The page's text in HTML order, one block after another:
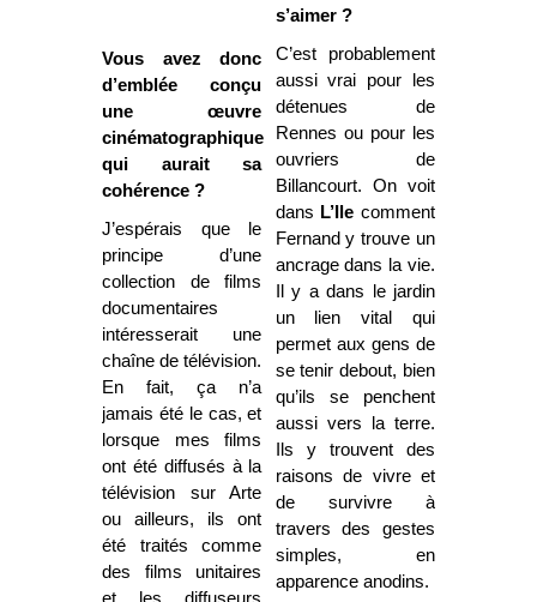
Vous avez donc
d’emblée conçu
une œuvre
cinématographique
qui aurait sa
cohérence ?
J’espérais que le
principe d’une
collection de films
documentaires
intéresserait une
chaîne de télévision.
En fait, ça n’a
jamais été le cas, et
lorsque mes films
ont été diffusés à la
télévision sur Arte
ou ailleurs, ils ont
été traités comme
des films unitaires
s’aimer ?
C’est probablement
aussi vrai pour les
détenues de
Rennes ou pour les
ouvriers de
Billancourt. On voit
dans L’Ile comment
Fernand y trouve un
ancrage dans la vie.
Il y a dans le jardin
un lien vital qui
permet aux gens de
se tenir debout, bien
qu’ils se penchent
aussi vers la terre.
Ils y trouvent des
raisons de vivre et
de survivre à
travers des gestes
simples, en
apparence anodins.